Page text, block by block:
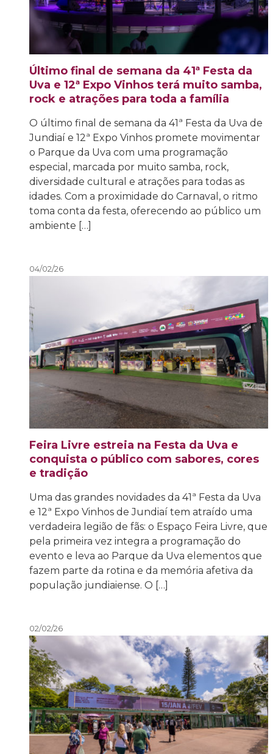
Último final de semana da 41ª Festa da
Uva e 12ª Expo Vinhos terá muito samba,
rock e atrações para toda a família
O último final de semana da 41ª Festa da Uva de
Jundiaí e 12ª Expo Vinhos promete movimentar
o Parque da Uva com uma programação
especial, marcada por muito samba, rock,
diversidade cultural e atrações para todas as
idades. Com a proximidade do Carnaval, o ritmo
toma conta da festa, oferecendo ao público um
ambiente […]
04/02/26
Feira Livre estreia na Festa da Uva e
conquista o público com sabores, cores
e tradição
Uma das grandes novidades da 41ª Festa da Uva
e 12ª Expo Vinhos de Jundiaí tem atraído uma
verdadeira legião de fãs: o Espaço Feira Livre, que
pela primeira vez integra a programação do
evento e leva ao Parque da Uva elementos que
fazem parte da rotina e da memória afetiva da
população jundiaiense. O […]
02/02/26